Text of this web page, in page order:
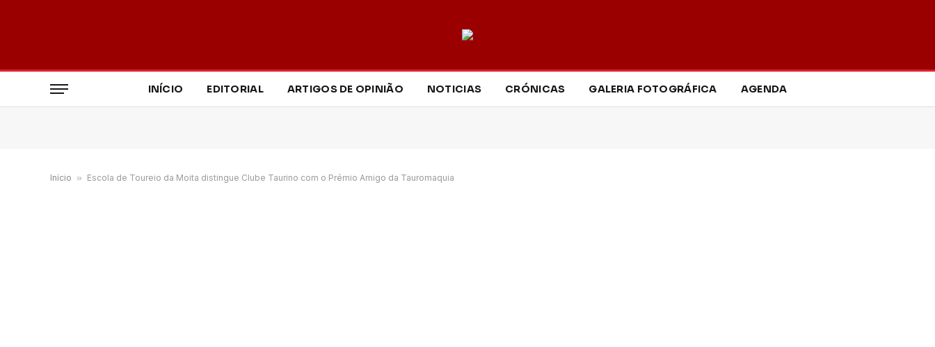
INÍCIO EDITORIAL ARTIGOS DE OPINIÃO NOTICIAS CRÓNICAS GALERIA FOTOGRÁFICA AGENDA
Início » Escola de Toureio da Moita distingue Clube Taurino com o Prémio Amigo da Tauromaquia